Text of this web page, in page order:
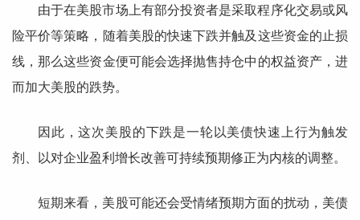
由于在美股市场上有部分投资者是采取程序化交易或风
险平价等策略，随着美股的快速下跌并触及这些资金的止损
线，那么这些资金便可能会选择抛售持仓中的权益资产，进
而加大美股的跌势。
因此，这次美股的下跌是一轮以美债快速上行为触发
剂、以对企业盈利增长改善可持续预期修正为内核的调整。
短期来看，美股可能还会受情绪预期方面的扰动，美债